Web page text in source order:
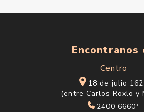
Encontranos
Centro
18 de julio
(entre Carlos Roxlo y
2400 6660*